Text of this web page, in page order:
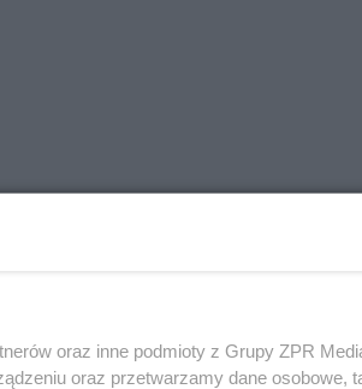
oraz inne podmioty z Grupy ZPR
oraz przetwarzamy dane osobowe,